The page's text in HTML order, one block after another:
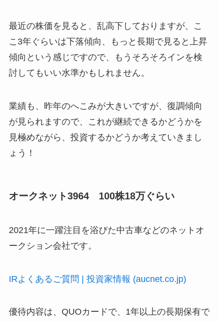
最近の株価を見ると、乱高下しておりますが、こ
こ3年ぐらいは下落傾向、もっと長期で見ると上昇
傾向という感じですので、もうそろそろインを検
討してもいい水準かもしれません。
業績も、昨年のへこみが大きいですが、復調傾向
が見られますので、これが継続できるかどうかを
見極めながら、投資するかどうか考えていきまし
ょう！
オークネット3964 100株18万ぐらい
2021年に一躍注目を浴びた中古車などのネットオ
ークション会社です。
IRよくあるご質問 | 投資家情報 (aucnet.co.jp)
優待内容は、QUOカードで、1年以上の長期保有で